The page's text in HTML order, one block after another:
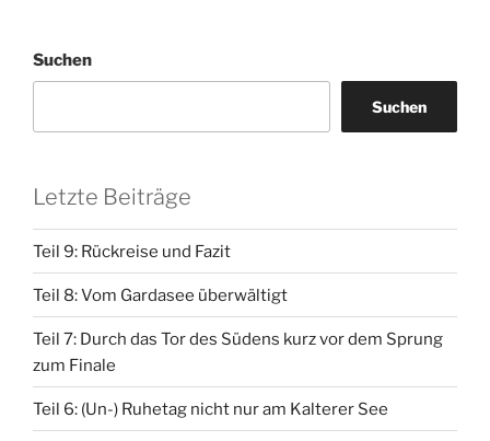
Leute
wohnten…“
Suchen
Suchen
Letzte Beiträge
Teil 9: Rückreise und Fazit
Teil 8: Vom Gardasee überwältigt
Teil 7: Durch das Tor des Südens kurz vor dem Sprung
zum Finale
Teil 6: (Un-) Ruhetag nicht nur am Kalterer See